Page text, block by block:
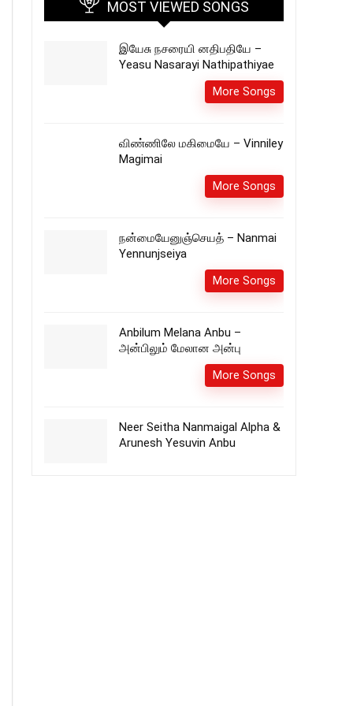
MOST VIEWED SONGS
இயேசு நசரையி னதிபதியே –
Yeasu Nasarayi Nathipathiyae
More Songs
விண்ணிலே மகிமையே – Vinniley
Magimai
More Songs
நன்மையேனுஞ்செயத் – Nanmai
Yennunjseiya
More Songs
Anbilum Melana Anbu –
அன்பிலும் மேலான அன்பு
More Songs
Neer Seitha Nanmaigal Alpha &
Arunesh Yesuvin Anbu